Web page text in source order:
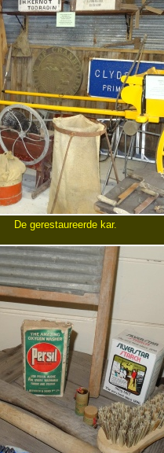
De gerestaureerde kar.